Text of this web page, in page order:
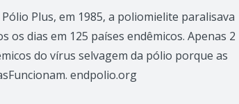
Plus, em 1985, a poliomielite paralisava
os dias em 125 países endêmicos. Apenas 2
do vírus selvagem da pólio porque as
endpolio.org